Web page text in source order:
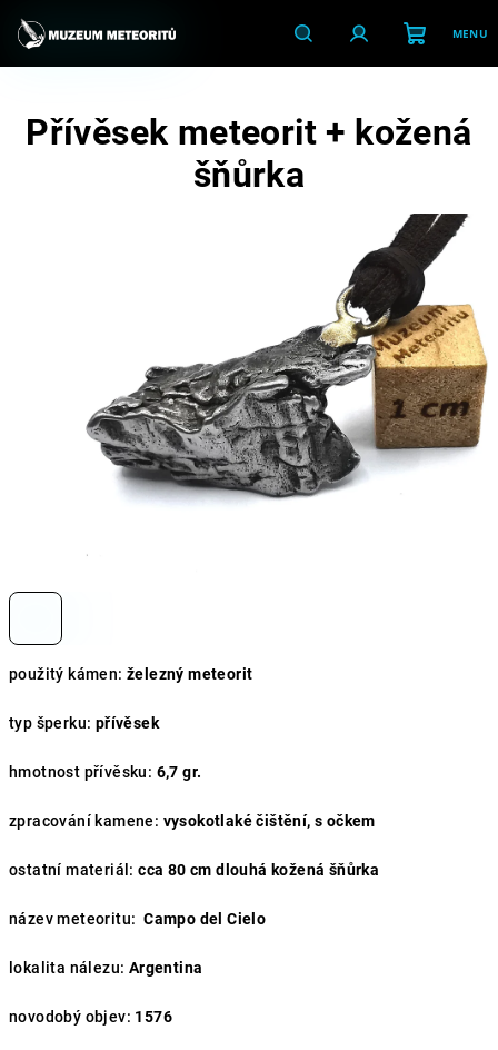
obsah
HledatPřihlášeníNákupní
košík
použitý kámen: železný meteorit
typ šperku: přívěsek
hmotnost přívěsku: 6,7 gr.
zpracování kamene: vysokotlaké čištění, s očkem
ostatní materiál: cca 80 cm dlouhá kožená šňůrka
název meteoritu: Campo del Cielo
lokalita nálezu: Argentina
novodobý objev: 1576
Přívěsek meteorit + kožená
šňůrka